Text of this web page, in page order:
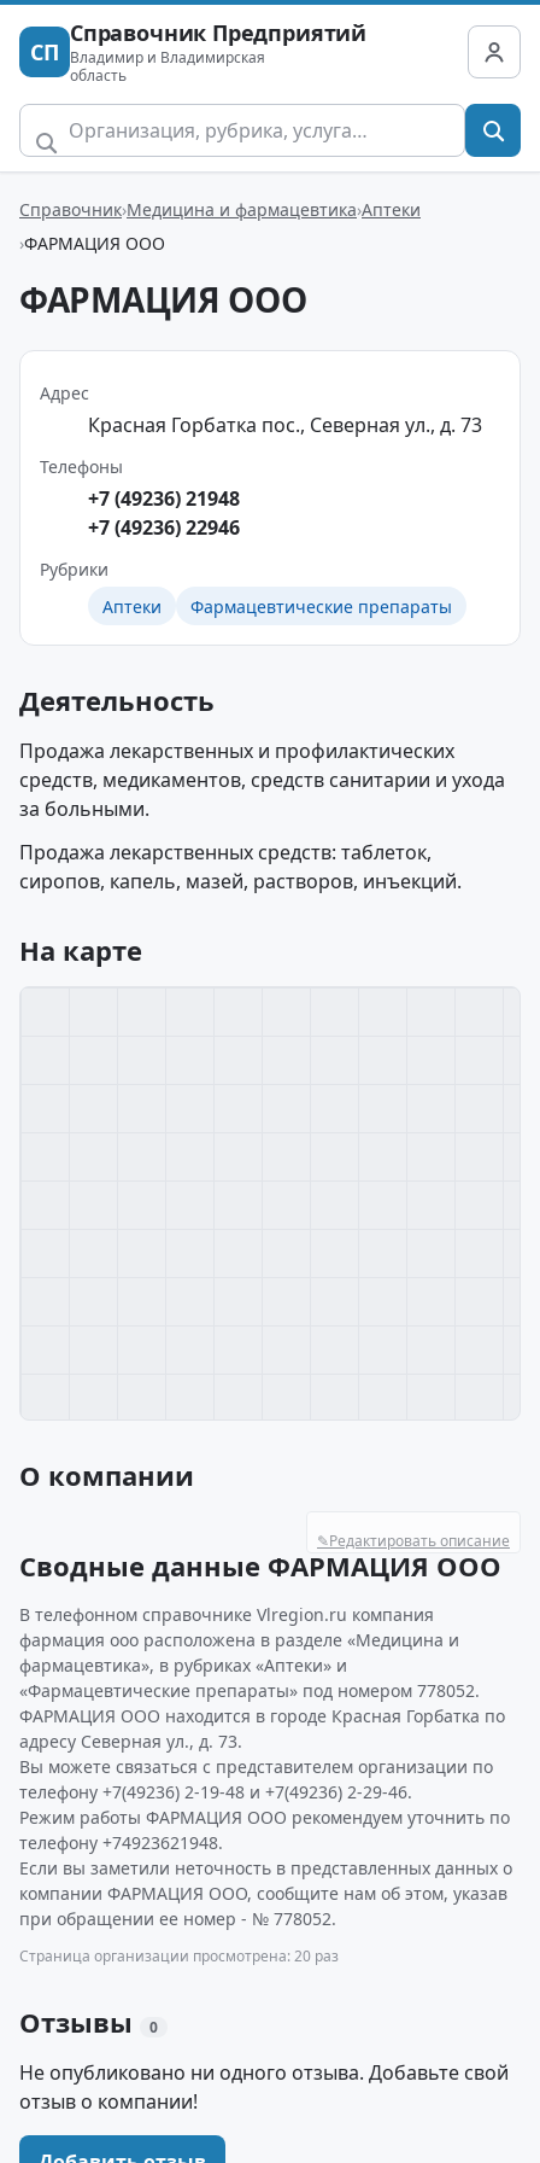
СП
Справочник Предприятий
Владимир и Владимирская
область
Справочник Медицина и фармацевтика Аптеки
ФАРМАЦИЯ ООО
ФАРМАЦИЯ ООО
Адрес
Красная Горбатка пос., Северная ул., д. 73
Телефоны
+7 (49236) 21948
+7 (49236) 22946
Рубрики
Аптеки
Фармацевтические препараты
Деятельность
Продажа лекарственных и профилактических
средств, медикаментов, средств санитарии и ухода
за больными.
Продажа лекарственных средств: таблеток,
сиропов, капель, мазей, растворов, инъекций.
На карте
О компании
✎Редактировать описание
Сводные данные ФАРМАЦИЯ ООО
В телефонном справочнике Vlregion.ru компания
фармация ооо расположена в разделе «Медицина и
фармацевтика», в рубриках «Аптеки» и
«Фармацевтические препараты» под номером 778052.
ФАРМАЦИЯ ООО находится в городе Красная Горбатка по
адресу Северная ул., д. 73.
Вы можете связаться с представителем организации по
телефону +7(49236) 2-19-48 и +7(49236) 2-29-46.
Режим работы ФАРМАЦИЯ ООО рекомендуем уточнить по
телефону +74923621948.
Если вы заметили неточность в представленных данных о
компании ФАРМАЦИЯ ООО, сообщите нам об этом, указав
при обращении ее номер - № 778052.
Страница организации просмотрена: 20 раз
Отзывы 0
Не опубликовано ни одного отзыва. Добавьте свой
отзыв о компании!